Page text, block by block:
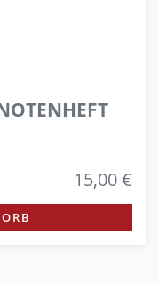
15,00 €